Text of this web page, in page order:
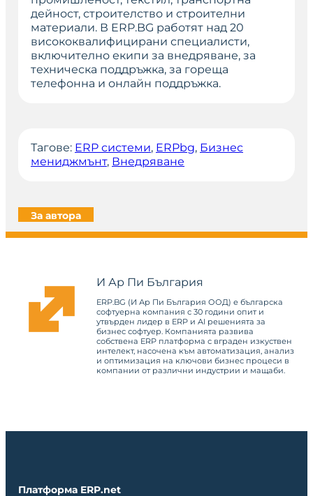
дейност, строителство и строителни
материали. В ERP.BG работят над 20
висококвалифицирани специалисти,
включително екипи за внедряване, за
техническа поддръжка, за гореща
телефонна и онлайн поддръжка.
Тагове: ERP системи, ERPbg, Бизнес
мениджмънт, Внедряване
За автора
И Ар Пи България
ERP.BG (И Ар Пи България ООД) е българска
софтуерна компания с 30 години опит и
утвърден лидер в ERP и AI решенията за
бизнес софтуер. Компанията развива
собствена ERP платформа с вграден изкуствен
интелект, насочена към автоматизация, анализ
и оптимизация на ключови бизнес процеси в
компании от различни индустрии и мащаби.
Платформа ERP.net